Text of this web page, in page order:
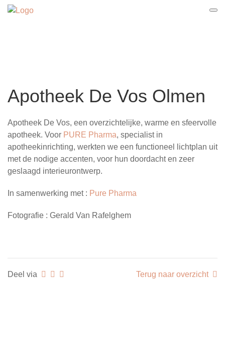
Apotheek De Vos Olmen
Apotheek De Vos, een overzichtelijke, warme en sfeervolle
apotheek. Voor PURE Pharma, specialist in
apotheekinrichting, werkten we een functioneel lichtplan uit
met de nodige accenten, voor hun doordacht en zeer
geslaagd interieurontwerp.
In samenwerking met : Pure Pharma
Fotografie : Gerald Van Rafelghem
Deel via Terug naar overzicht